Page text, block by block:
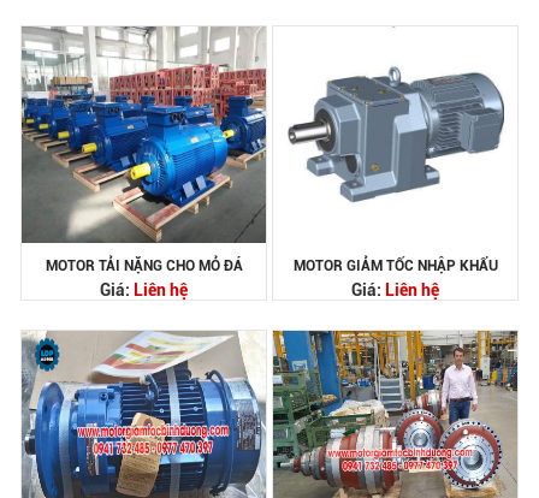
MOTOR TẢI NẶNG CHO MỎ ĐÁ
Giá: Liên hệ
MOTOR GIẢM TỐC NHẬP KHẨU
Giá: Liên hệ